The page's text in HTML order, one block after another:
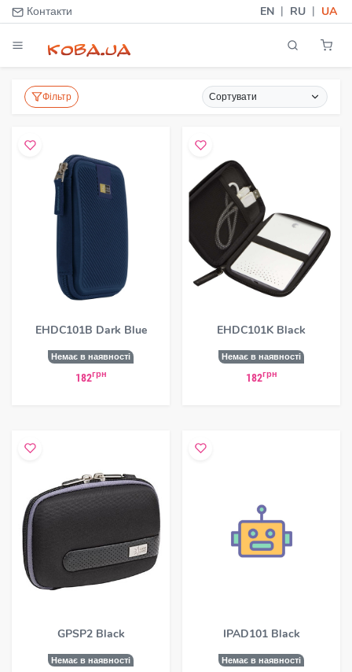
Контакти EN | RU | UA
Фільтр Сортувати
EHDC101B Dark Blue
Немає в наявності
182грн
EHDC101K Black
Немає в наявності
182грн
GPSP2 Black
Немає в наявності
IPAD101 Black
Немає в наявності